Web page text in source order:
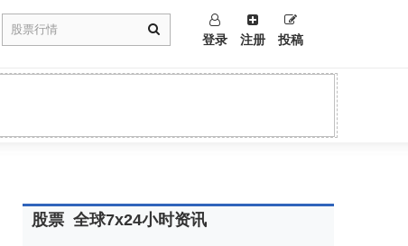
登录 注册 投稿
股票 全球7x24小时资讯